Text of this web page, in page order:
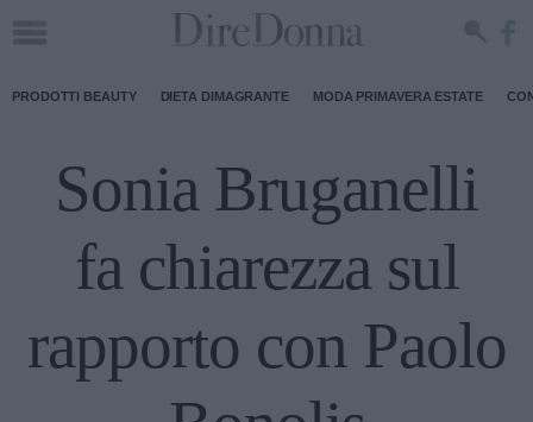
PRODOTTI BEAUTY DIETA DIMAGRANTE MODA PRIMAVERA ESTATE
Sonia Bruganelli
fa chiarezza sul
rapporto con Paolo